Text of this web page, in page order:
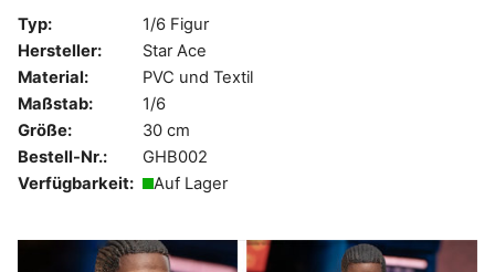
Typ:
1/6 Figur
Hersteller:
Star Ace
Material:
PVC und Textil
Maßstab:
1/6
Größe:
30 cm
Bestell-Nr.:
GHB002
Verfügbarkeit:
Auf Lager